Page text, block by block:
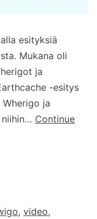
esityksiä
Mukana oli
ja
-esitys
ja
Continue
, video,